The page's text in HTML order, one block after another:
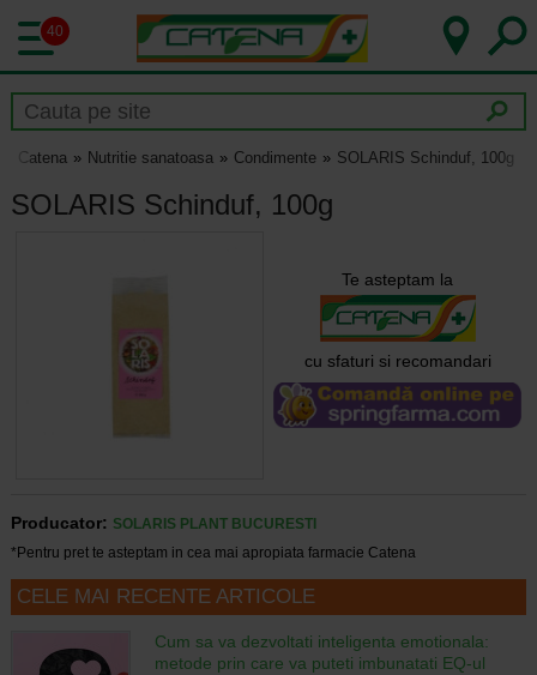
40
Catena Nutritie sanatoasa Condimente SOLARIS Schinduf, 100g
SOLARIS Schinduf, 100g
Te asteptam la
cu sfaturi si recomandari
Producator: SOLARIS PLANT BUCURESTI
*Pentru pret te asteptam in cea mai apropiata farmacie Catena
CELE MAI RECENTE ARTICOLE
Cum sa va dezvoltati inteligenta emotionala:
metode prin care va puteti imbunatati EQ-ul